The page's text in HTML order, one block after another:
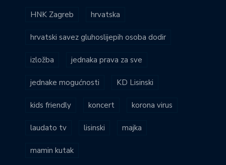
HNK Zagreb hrvatska
hrvatski savez gluhoslijepih osoba dodir
izložba jednaka prava za sve
jednake mogućnosti KD Lisinski
kids friendly koncert korona virus
laudato tv lisinski majka
mamin kutak